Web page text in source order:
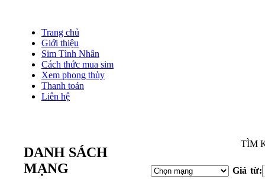
Trang chủ
Giới thiệu
Sim Tình Nhân
Cách thức mua sim
Xem phong thủy
Thanh toán
Liên hệ
DANH SÁCH
MẠNG
TÌM
Giá từ: